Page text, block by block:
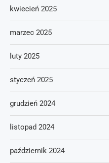
kwiecień 2025
marzec 2025
luty 2025
styczeń 2025
grudzień 2024
listopad 2024
październik 2024